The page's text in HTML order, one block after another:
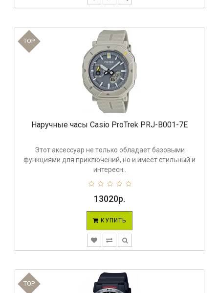
TOP
Наручные часы Casio ProTrek PRJ-B001-7E
Этот аксессуар не только обладает базовыми
функциями для приключений, но и имеет стильный и
интересн..
13020р.
КУПИТЬ
TOP